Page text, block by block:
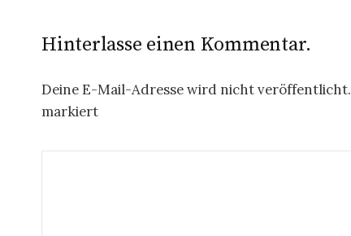
Hinterlasse einen Kommentar.
Deine E-Mail-Adresse wird nicht veröffentlicht.
markiert